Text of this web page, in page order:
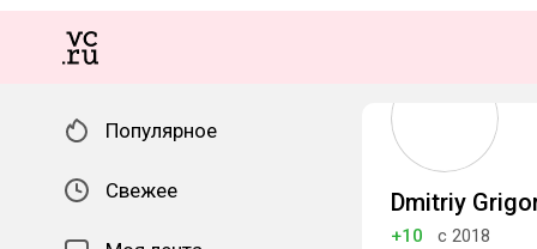
Популярное
Свежее Dmitriy
+10
с 2018